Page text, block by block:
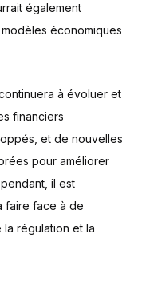
également
économiques
à évoluer et
financiers
et de nouvelles
pour améliorer
il est
faire face à de
régulation et la